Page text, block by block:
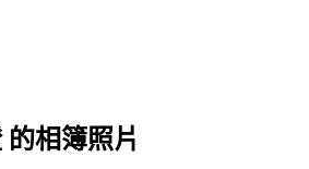
相簿照片